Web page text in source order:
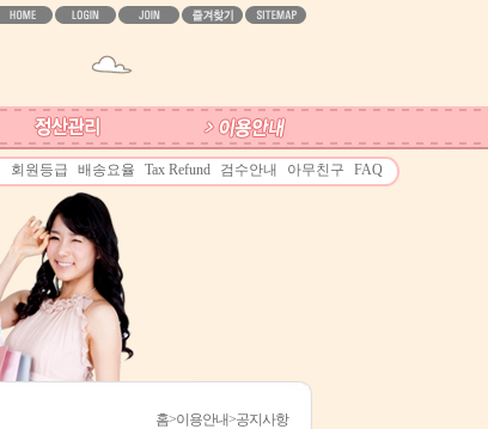
회원등급 배송요율 Tax Refund 검수안내 아무친구 FAQ
홈>이용안내>공지사항